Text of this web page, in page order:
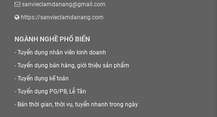
sanvieclamdanang@gmail.com
https://sanvieclamdanang.com
NGÀNH NGHỀ PHỔ BIẾN
- Tuyển dụng nhân viên kinh doanh
- Tuyển dụng bán hàng, giới thiệu sản phẩm
- Tuyển dụng kế toán
- Tuyển dụng PG/PB, Lễ Tân
- Bán thời gian, thời vụ, tuyển nhanh trong ngày